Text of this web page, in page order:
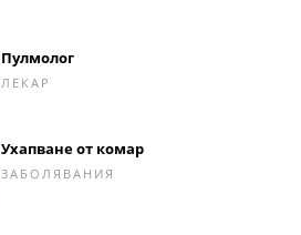
Пулмолог
ЛЕКАР
Ухапване от комар
ЗАБОЛЯВАНИЯ